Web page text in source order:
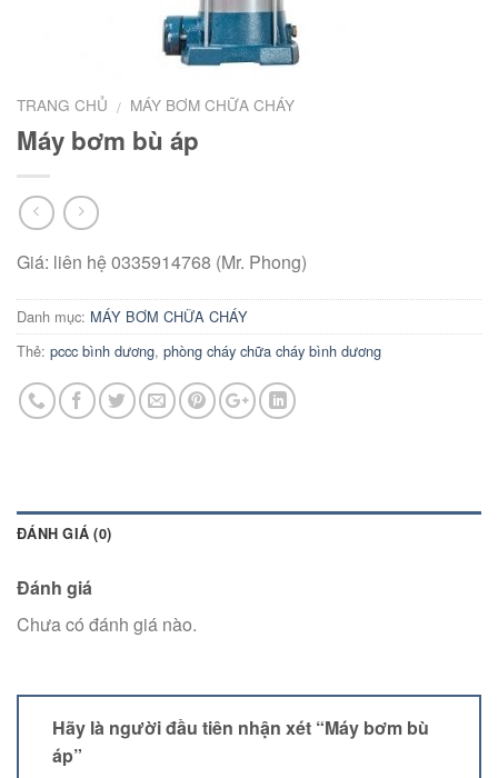
TRANG CHỦ / MÁY BƠM CHỮA CHÁY
Máy bơm bù áp
Giá: liên hệ 0335914768 (Mr. Phong)
Danh mục: MÁY BƠM CHỮA CHÁY
Thẻ: pccc bình dương, phòng cháy chữa cháy bình dương
ĐÁNH GIÁ (0)
Đánh giá
Chưa có đánh giá nào.
Hãy là người đầu tiên nhận xét “Máy bơm bù
áp”